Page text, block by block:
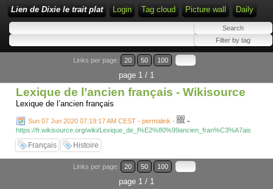
Lien de Dixie le trait plat Login Tag cloud Picture wall Daily
Links per page: 20 50 100
page 1 / 1
Lexique de l’ancien français - Wikisource
Lexique de l’ancien français
Sun 07 Jun 2020 07:19:17 AM CEST - permalink - -
https://fr.wikisource.org/wiki/Lexique_de_l%E2%80%99ancien_fran%C3%A7ais
Français Histoire
Links per page: 20 50 100
page 1 / 1